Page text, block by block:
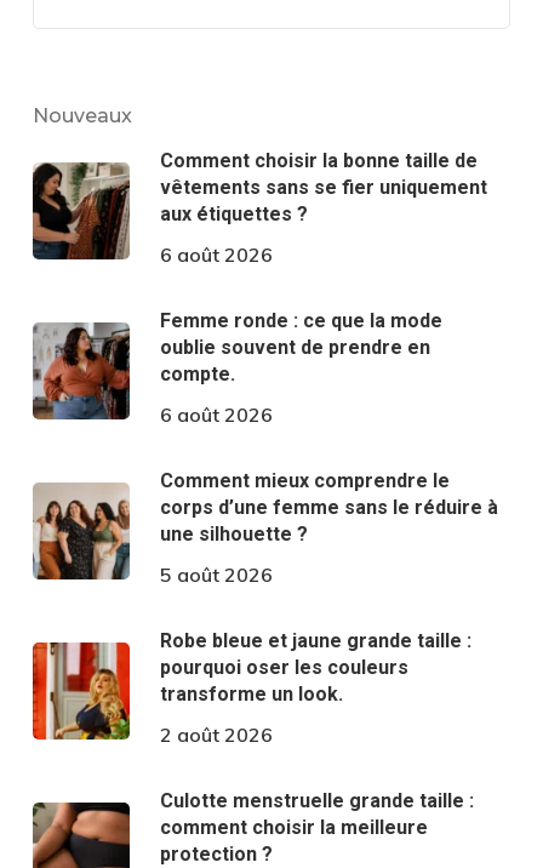
Nouveaux
Comment choisir la bonne taille de
vêtements sans se fier uniquement
aux étiquettes ?
6 août 2026
Femme ronde : ce que la mode
oublie souvent de prendre en
compte.
6 août 2026
Comment mieux comprendre le
corps d’une femme sans le réduire à
une silhouette ?
5 août 2026
Robe bleue et jaune grande taille :
pourquoi oser les couleurs
transforme un look.
2 août 2026
Culotte menstruelle grande taille :
comment choisir la meilleure
protection ?